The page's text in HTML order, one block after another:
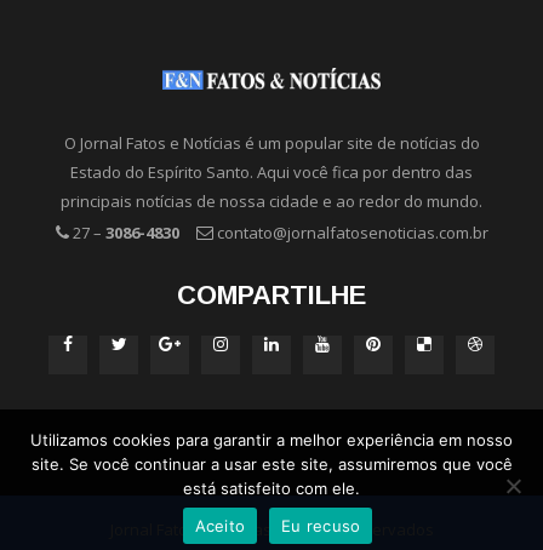
O Jornal Fatos e Notícias é um popular site de notícias do
Estado do Espírito Santo. Aqui você fica por dentro das
principais notícias de nossa cidade e ao redor do mundo.
27 – 3086-4830 contato@jornalfatosenoticias.com.br
COMPARTILHE
Jornal Fatos e Notícias - Direitos Reservados
Utilizamos cookies para garantir a melhor experiência em nosso
site. Se você continuar a usar este site, assumiremos que você
está satisfeito com ele.
Aceito
Eu recuso